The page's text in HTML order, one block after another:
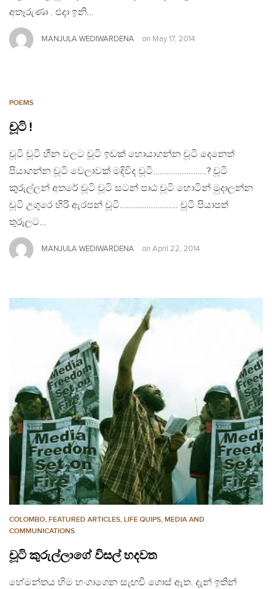
අතෑරුණා . එදා ඉනි…
MANJULA WEDIWARDENA on May 17, 2014
POEMS
චූටි !
චූටි චූටි හීන වලට චූටි ඉඩක් හොයාගන්න චූටි දෙනෙත්
පියාගන්න චූටි වෙලාවක් මදිවිද චූටි……………………? චූටි
කුරුල්ලන් අතරේ චූටි චූටි සටන් පාඨ චූටි හොටින් මුදාලන්න
චූටි උගුරෙ හිරි ඇරපන් චූටි…………………….. චූටි පියාපත්
තුරුලට…
MANJULA WEDIWARDENA on April 22, 2014
COLOMBO, FEATURED ARTICLES, LIFE QUIPS, MEDIA AND
COMMUNICATIONS
චූටි කුරුල්ලාගේ විසල් හදවත
හේමන්තය හිම හංගාගෙන සැඟවී ගොස් ඇත. දැන් ඉතින්